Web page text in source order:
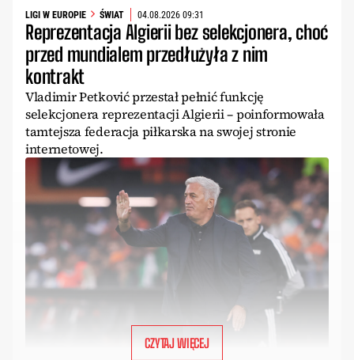
LIGI W EUROPIE ŚWIAT 04.08.2026 09:31
Reprezentacja Algierii bez selekcjonera, choć
przed mundialem przedłużyła z nim
kontrakt
Vladimir Petković przestał pełnić funkcję
selekcjonera reprezentacji Algierii – poinformowała
tamtejsza federacja piłkarska na swojej stronie
internetowej.
CZYTAJ WIĘCEJ